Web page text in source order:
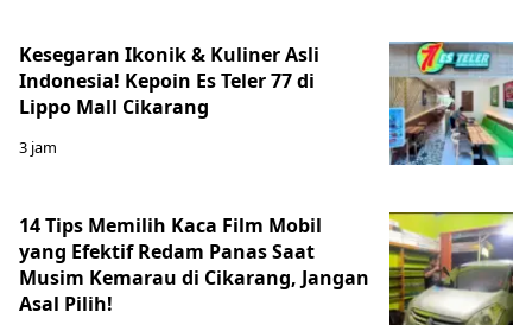
Kesegaran Ikonik & Kuliner Asli
Indonesia! Kepoin Es Teler 77 di
Lippo Mall Cikarang
3 jam
14 Tips Memilih Kaca Film Mobil
yang Efektif Redam Panas Saat
Musim Kemarau di Cikarang, Jangan
Asal Pilih!